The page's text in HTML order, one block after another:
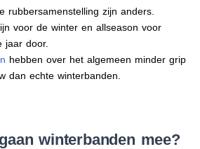
rubbersamenstelling zijn anders.
voor de winter en allseason voor
jaar door.
hebben over het algemeen minder grip
dan echte winterbanden.
winterbanden mee?